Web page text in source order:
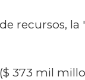
recursos,
373 mil